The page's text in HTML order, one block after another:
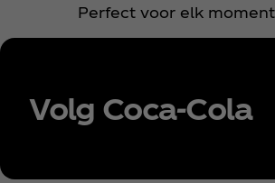
Perfect voor elk moment
Volg Coca‑Cola